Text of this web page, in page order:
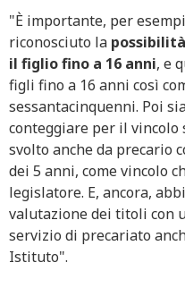
"È importante, per
riconosciuto la
il figlio fino a 16 anni, e
figli fino a 16 anni così
sessantacinquenni. Poi
conteggiare per il
svolto anche da precario
dei 5 anni, come vincolo
legislatore. E, ancora,
valutazione dei titoli con
servizio di precariato
Istituto".